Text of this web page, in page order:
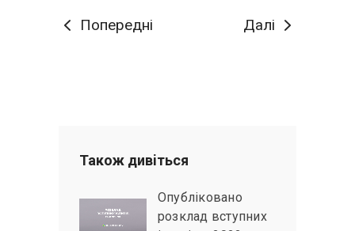
Попередні Далі
Також дивiться
Опубліковано
розклад вступних